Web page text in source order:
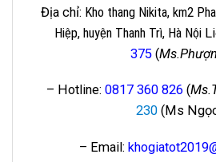
Địa chỉ: Kho thang Nikita, km2
Hiệp, huyện Thanh Trì, Hà Nội
375(
– Hotline: 0817 360 826 (
230(Ms
– Email: